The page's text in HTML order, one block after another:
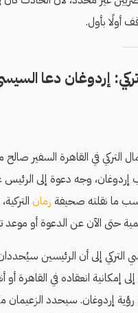
أولًا بأول.
إردوغان دعا السيسي
التركي في القاهرة السفير
وجه دعوة إلى الرئيس
ما نقلته صحيفة زمان
حتى الآن عن الدعوة أو موعد
التركي إلى أن الرئيسين
إمكانية انعقاده في القاهرة
رؤية إردوغان. سيحدد الزعيمان